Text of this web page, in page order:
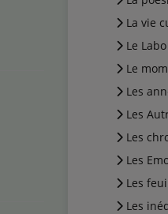
La vie
Le
Le
Les
Les
Les
Les
Les
Les